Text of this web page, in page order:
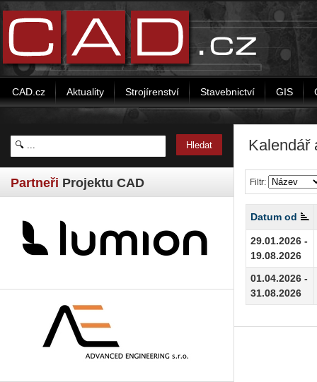
CAD.cz Aktuality Strojírenství Stavebnictví GIS
Partneři Projektu CAD
Kalendář
Filtr:
Datum od
29.01.2026 -
19.08.2026
01.04.2026 -
31.08.2026